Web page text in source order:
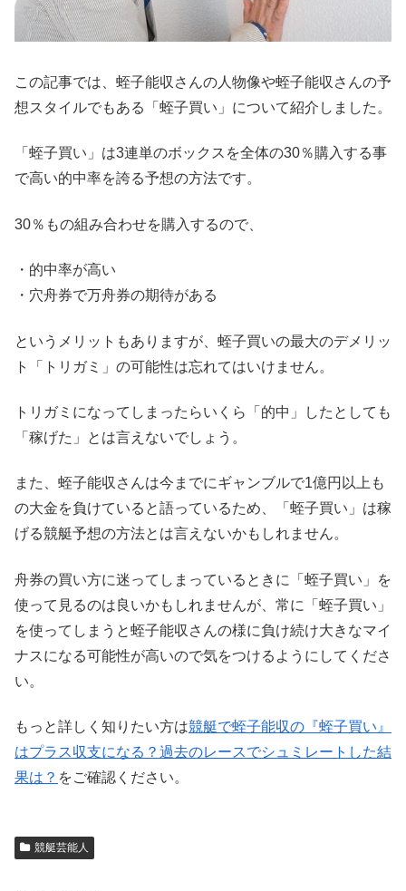
この記事では、蛭子能収さんの人物像や蛭子能収さんの予
想スタイルでもある「蛭子買い」について紹介しました。
「蛭子買い」は3連単のボックスを全体の30％購入する事
で高い的中率を誇る予想の方法です。
30％もの組み合わせを購入するので、
・的中率が高い
・穴舟券で万舟券の期待がある
というメリットもありますが、蛭子買いの最大のデメリッ
ト「トリガミ」の可能性は忘れてはいけません。
トリガミになってしまったらいくら「的中」したとしても
「稼げた」とは言えないでしょう。
また、蛭子能収さんは今までにギャンブルで1億円以上も
の大金を負けていると語っているため、「蛭子買い」は稼
げる競艇予想の方法とは言えないかもしれません。
舟券の買い方に迷ってしまっているときに「蛭子買い」を
使って見るのは良いかもしれませんが、常に「蛭子買い」
を使ってしまうと蛭子能収さんの様に負け続け大きなマイ
ナスになる可能性が高いので気をつけるようにしてくださ
い。
もっと詳しく知りたい方は競艇で蛭子能収の『蛭子買い』
はプラス収支になる？過去のレースでシュミレートした結
果は？ をご確認ください。
競艇芸能人